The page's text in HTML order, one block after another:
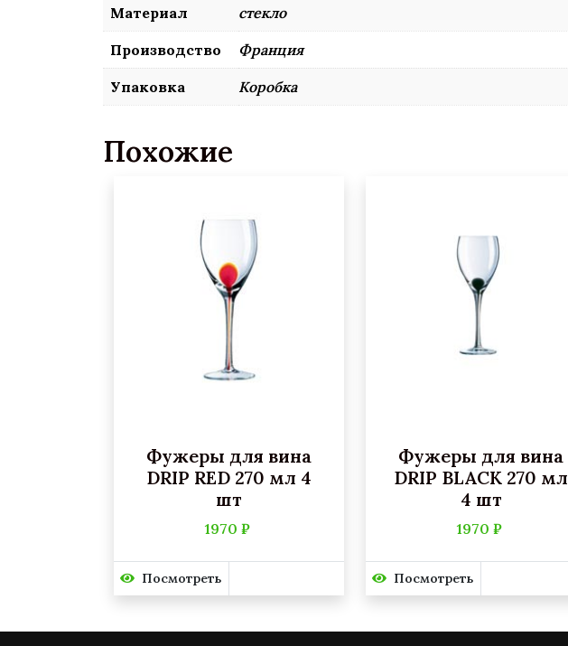
Материал стекло
Производство Франция
Упаковка Коробка
Похожие
Фужеры для вина
DRIP RED 270 мл 4
шт
1970 ₽
Посмотреть
Фужеры для вина
DRIP BLACK 270 мл
4 шт
1970 ₽
Посмотреть